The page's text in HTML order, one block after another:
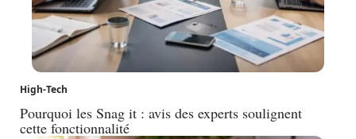
High-Tech
Pourquoi les Snag it : avis des experts soulignent
cette fonctionnalité